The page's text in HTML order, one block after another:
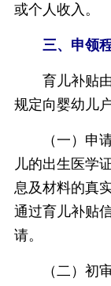
或个人收入。
三、申领
育儿补贴由
规定向婴幼儿
（一）申请
儿的出生医学
息及材料的真
通过育儿补贴
请。
（二）初审